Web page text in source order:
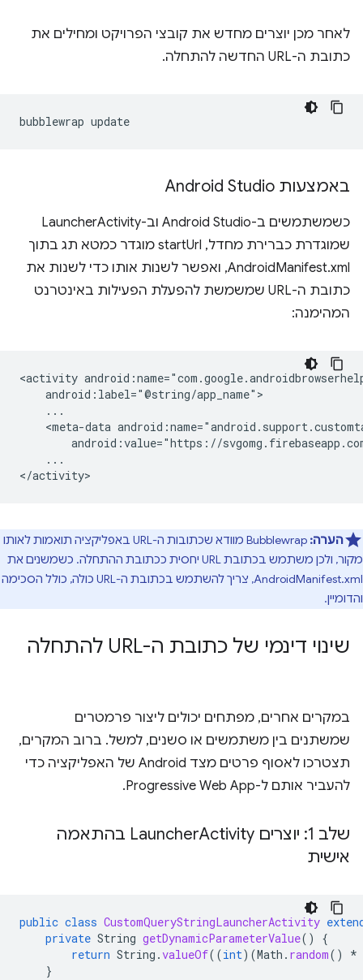
לאחר מכן יוצרים מחדש את קובצי הפרויקט ומחילים את
כתובת ה-URL החדשה להתחלה.
bubblewrap
באמצעות Android Studio
כשמשתמשים ב-Android Studio וב-LauncherActivity
שמוגדרת כברירת מחדל, startUrl מוגדר כמטא תג בתוך
AndroidManifest.xml, ואפשר לשנות אותו כדי לשנות את
כתובת ה-URL שמשמשת להפעלת הפעילות באינטרנט
המהימנה:
<activity
<meta-data
android:value="https://
...
הערה:
Bubblewrap מוודא שכתובות ה-URL באפליקציה תואמות לאותו
מקור, ולכן משתמש בכתובת URL יחסית ככתובת ההתחלה. כשמשנים את
AndroidManifest.xml, צריך להשתמש בכתובת ה-URL כולה, כולל הסכימה
והדומיין.
שינוי דינמי של כתובת ה-URL להתחלה
במקרים אחרים, מפתחים יכולים ליצור פרמטרים
שמשתנים בין משתמשים או סשנים, למשל. ברוב המקרים,
תצטרכו לאסוף פרטים מצד Android של האפליקציה כדי
להעביר אותם ל-Progressive Web App.
שלב 1: יוצרים Launcher
Activity בהתאמה
אישית
public class CustomQueryStringLauncherActivity
private String getDynamicParameterValue()
{
return String .valueOf((int)(Math . random()
*
}